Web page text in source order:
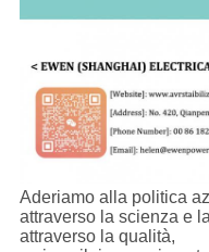
Aderiamo alla politica
attraverso la scienza e
attraverso la qualità,